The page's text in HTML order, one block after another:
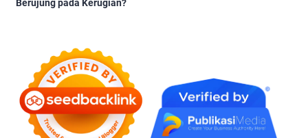
Berujung pada Kerugian?